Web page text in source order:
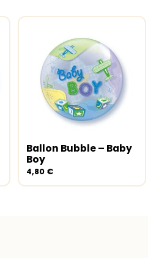
Ajouter au panier
Ballon Bubble – Baby
Boy
4,80 €